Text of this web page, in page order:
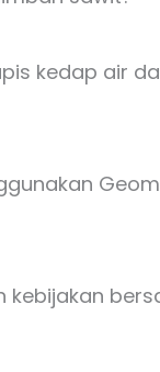
kedap air
kebijakan